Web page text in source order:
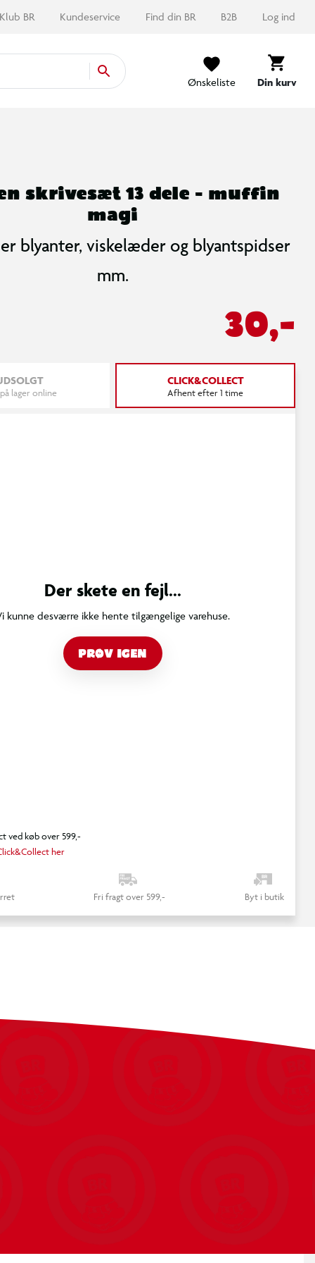
Klub BR Kundeservice Find din BR B2B Log ind
Ønskeliste Din kurv
skrivesæt 13 dele - muffin
magi
blyanter, viskelæder og blyantspidser
mm.
30,-
lager online
CLICK&COLLECT
Afhent efter 1 time
Der skete en fejl...
kunne desværre ikke hente tilgængelige varehuse.
PRØV IGEN
ved køb over 599,-
her
Fri fragt over 599,- Byt i butik